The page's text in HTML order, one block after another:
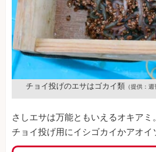
チョイ投げのエサはゴカイ類 （提供：
さしエサは万能ともいえるオキア
チョイ投げ用にイシゴカイかアオイ